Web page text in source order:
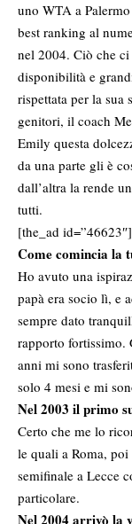
uno WTA a
best ranking al
nel 2004. Ciò che
disponibilità e
rispettata per la sua
genitori, il coach
Emily questa
da una parte gli è
dall’altra la rende
tutti.
[the_ad id=”46623″]
Come comincia la
Ho avuto una
papà era socio lì, e
sempre dato
rapporto fortissimo.
anni mi sono
solo 4 mesi e mi
Nel 2003 il primo
Certo che me lo
le quali a Roma,
semifinale a Lecce
particolare.
Nel 2004 arrivò la